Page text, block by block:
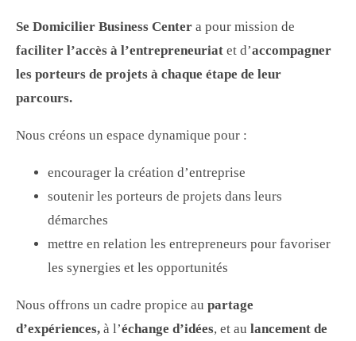
Se Domicilier Business Center a pour mission de
faciliter l’accès à l’entrepreneuriat et d’accompagner
les porteurs de projets à chaque étape de leur
parcours.
Nous créons un espace dynamique pour :
encourager la création d’entreprise
soutenir les porteurs de projets dans leurs
démarches
mettre en relation les entrepreneurs pour favoriser
les synergies et les opportunités
Nous offrons un cadre propice au partage
d’expériences, à l’échange d’idées, et au lancement de